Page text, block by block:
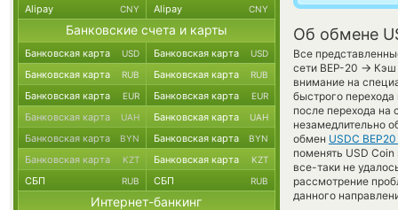
Об обмене
Все
сети BEP-20 → Кэш
внимание на
быстрого
после перехода
незамедлительно
обмен USDC
поменять USD
все-таки не
рассмотрение
данного
Alipay CNY Alipay CNY
Банковские счета и карты
Банковская карта USD Банковская карта USD
Банковская карта RUB Банковская карта RUB
Банковская карта EUR Банковская карта EUR
Банковская карта UAH Банковская карта UAH
Банковская карта BYN Банковская карта BYN
Банковская карта KZT Банковская карта KZT
СБП RUB СБП RUB
Интернет-банкинг